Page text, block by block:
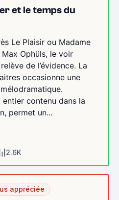
et le temps du
Le Plaisir ou Madame
Ophüls, le voir
de l’évidence. La
occasionne une
contenu dans la
permet un...
2.6K
appréciée